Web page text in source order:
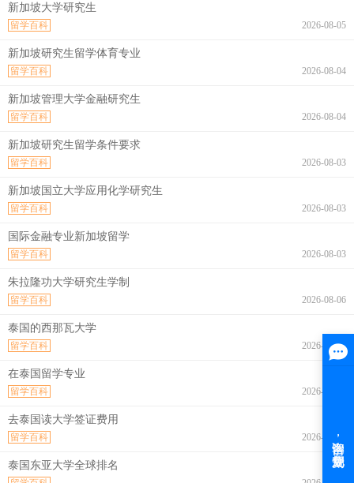
新加坡大学研究生
2026-08-05
留学百科
新加坡研究生留学体育专业
2026-08-04
留学百科
新加坡管理大学金融研究生
2026-08-04
留学百科
新加坡研究生留学条件要求
2026-08-03
留学百科
新加坡国立大学应用化学研究生
2026-08-03
留学百科
国际金融专业新加坡留学
2026-08-03
留学百科
朱拉隆功大学研究生学制
2026-08-06
留学百科
泰国的西那瓦大学
2026-08-06
留学百科
在泰国留学专业
2026-08-06
留学百科
去泰国读大学签证费用
2026-08-06
留学百科
泰国东亚大学全球排名